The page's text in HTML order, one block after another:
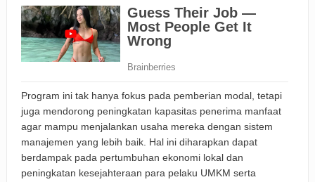
Program ini tak hanya fokus pada pemberian modal, tetapi
juga mendorong peningkatan kapasitas penerima manfaat
agar mampu menjalankan usaha mereka dengan sistem
manajemen yang lebih baik. Hal ini diharapkan dapat
berdampak pada pertumbuhan ekonomi lokal dan
peningkatan kesejahteraan para pelaku UMKM serta